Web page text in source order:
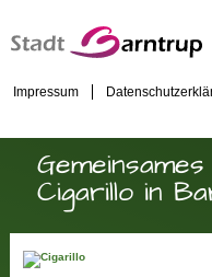
Impressum
Cigarillo in